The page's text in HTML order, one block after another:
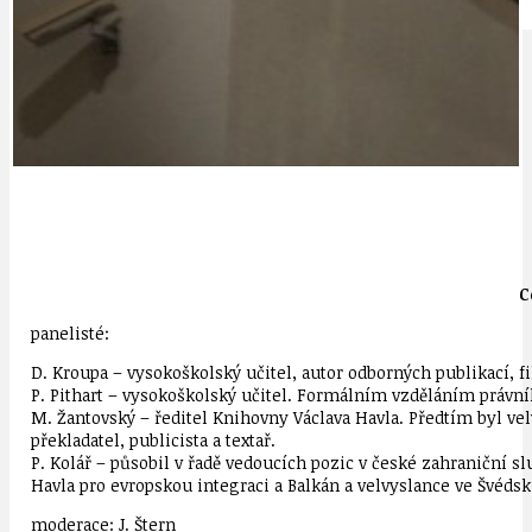
IDEAL LUX
panelisté:
D. Kroupa – vysokoškolský učitel, autor odborných publikací,
P. Pithart – vysokoškolský učitel. Formálním vzděláním
M. Žantovský – ředitel Knihovny Václava Havla. Předtím byl
překladatel, publicista a textař.
P. Kolář – působil v řadě vedoucích pozic v české zahraniční
Havla pro evropskou integraci a Balkán a velvyslance ve
moderace: J. Štern